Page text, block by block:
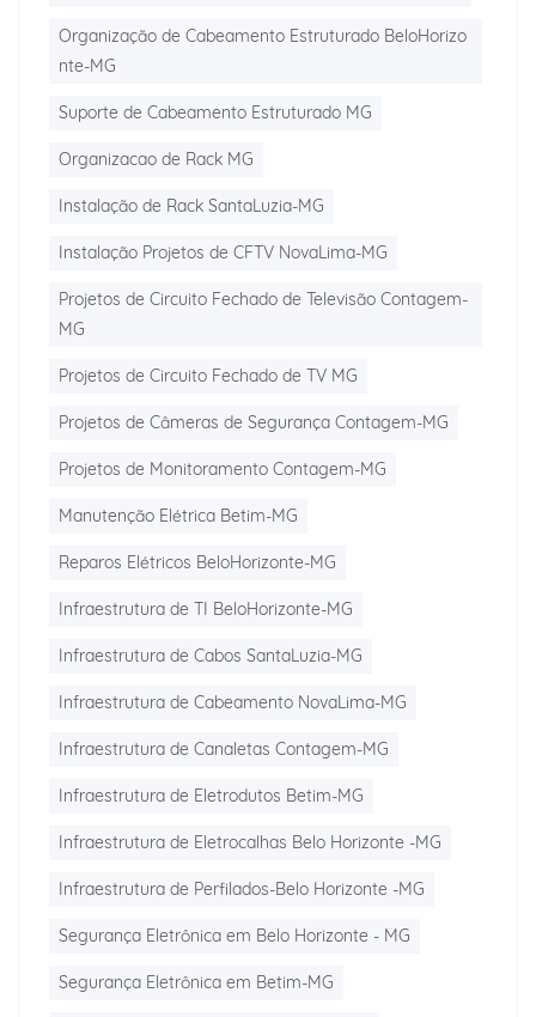
Organização de Cabeamento Estruturado BeloHorizo
nte-MG
Suporte de Cabeamento Estruturado MG
Organizacao de Rack MG
Instalação de Rack SantaLuzia-MG
Instalação Projetos de CFTV NovaLima-MG
Projetos de Circuito Fechado de Televisão Contagem-
MG
Projetos de Circuito Fechado de TV MG
Projetos de Câmeras de Segurança Contagem-MG
Projetos de Monitoramento Contagem-MG
Manutenção Elétrica Betim-MG
Reparos Elétricos BeloHorizonte-MG
Infraestrutura de TI BeloHorizonte-MG
Infraestrutura de Cabos SantaLuzia-MG
Infraestrutura de Cabeamento NovaLima-MG
Infraestrutura de Canaletas Contagem-MG
Infraestrutura de Eletrodutos Betim-MG
Infraestrutura de Eletrocalhas Belo Horizonte -MG
Infraestrutura de Perfilados-Belo Horizonte -MG
Segurança Eletrônica em Belo Horizonte - MG
Segurança Eletrônica em Betim-MG